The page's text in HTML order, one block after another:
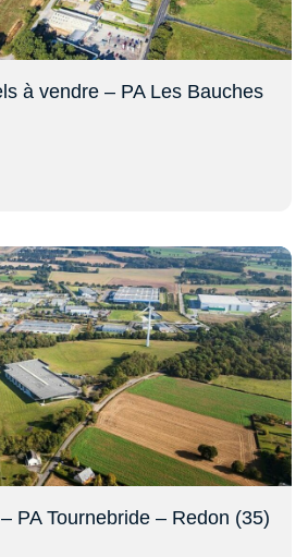
à vendre – PA Les Bauches
PA Tournebride – Redon (35)